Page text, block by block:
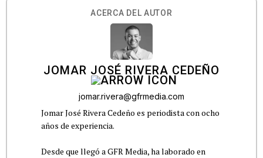
ACERCA DEL AUTOR
JOMAR JOSÉ RIVERA CEDEÑO
jomar.rivera@gfrmedia.com
Jomar José Rivera Cedeño es periodista con ocho
años de experiencia.
Desde que llegó a GFR Media, ha laborado en